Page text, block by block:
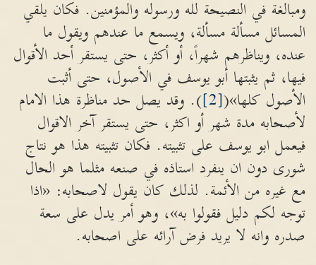
ومبالغة في النصيحة لله ورسوله والمؤمنين. فكان يلقي
المسائل مسألة مسألة، ويسمع ما عندهم ويقول ما
عنده، ويناظرهم شهراً، أو أكثر، حتى يستقر أحد الأقوال
فيها، ثم يثبتها أبو يوسف في الأصول، حتى أثبت
الأصول كلها»([2]
). وقد يصل حد مناظرة هذا الامام
لأصحابه مدة شهر أو اكثر، حتى يستقر آخر الاقوال
فيعمل ابو يوسف على تثبيته. فكان تثبيته هذا هو نتاج
شورى دون ان ينفرد استاذه في صنعه مثلما هو الحال
مع غيره من الأئمة. لذلك كان يقول لاصحابه: «اذا
توجه لكم دليل فقولوا به»، وهو أمر يدل على سعة
صدره وانه لا يريد فرض آرائه على اصحابه.